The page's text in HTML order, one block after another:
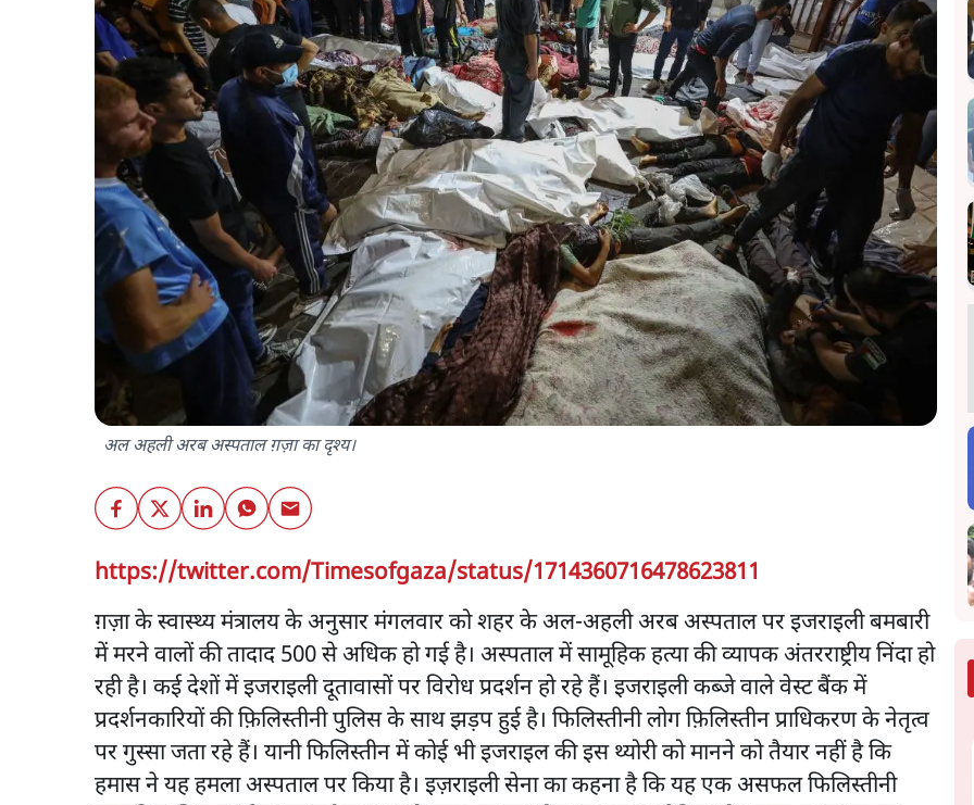
अल अहली अरब अस्पताल ग़ज़ा का दृश्य।
https://twitter.com/Timesofgaza/status/1714360716478623811
ग़ज़ा के स्वास्थ्य मंत्रालय के अनुसार मंगलवार को शहर के अल-अहली अरब अस्पताल पर इजराइली बमबारी
में मरने वालों की तादाद 500 से अधिक हो गई है। अस्पताल में सामूहिक हत्या की व्यापक अंतरराष्ट्रीय निंदा हो
रही है। कई देशों में इजराइली दूतावासों पर विरोध प्रदर्शन हो रहे हैं। इजराइली कब्जे वाले वेस्ट बैंक में
प्रदर्शनकारियों की फ़िलिस्तीनी पुलिस के साथ झड़प हुई है। फिलिस्तीनी लोग फ़िलिस्तीन प्राधिकरण के नेतृत्व
पर गुस्सा जता रहे हैं। यानी फिलिस्तीन में कोई भी इजराइल की इस थ्योरी को मानने को तैयार नहीं है कि
हमास ने यह हमला अस्पताल पर किया है। इज़राइली सेना का कहना है कि यह एक असफल फिलिस्तीनी